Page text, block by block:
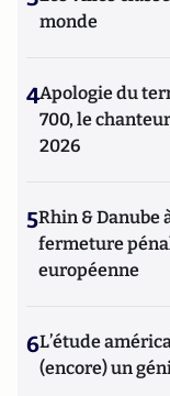
monde
4Apologie du
700, le
2026
5Rhin & Danube
fermeture
européenne
6L’étude
(encore) un